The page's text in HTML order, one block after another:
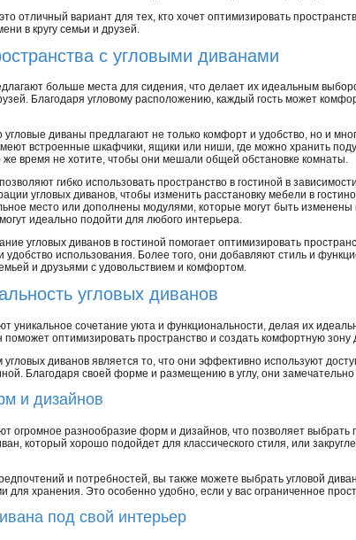
отличный вариант для тех, кто хочет оптимизировать
в кругу семьи и друзей.
с угловыми диванами
больше места для сидения, что делает их идеальным
Благодаря угловому расположению, каждый гость может
угловые диваны предлагают не только комфорт и удобство, но и
встроенные шкафчики, ящики или ниши, где можно хранить
же время не хотите, чтобы они мешали общей обстановке комнаты.
гибко использовать пространство в гостиной в
угловых диванов, чтобы изменить раcстановку мебели в
место или дополнены модулями, которые могут быть
идеально подойти для любого интерьера.
угловых диванов в гостиной помогает оптимизировать
удобство использования. Более того, они добавляют стиль и
и друзьями с удовольствием и комфортом.
угловых диванов
уникальное сочетание уюта и функциональности, делая их
оптимизировать пространство и создать комфортную зону
диванов является то, что они эффективно используют
Благодаря своей форме и размещению в углу, они
и дизайнов
огромное разнообразие форм и дизайнов, что позволяет
который хорошо подойдет для классического стиля, или
и потребностей, вы также можете выбрать угловой
хранения. Это особенно удобно, если у вас ограниченное
под свой интерьер